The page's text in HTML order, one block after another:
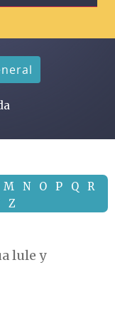
M N O P Q
R
Z
lule y